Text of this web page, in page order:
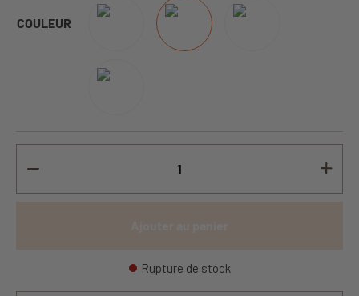
COULEUR
Rupture de stock